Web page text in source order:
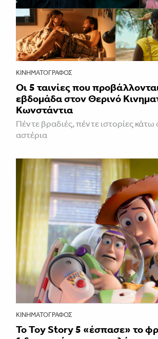
ΚΙΝΗΜΑΤΟΓΡΆΦΟΣ
Οι 5 ταινίες που
εβδομάδα στον Θερινό
Κωνστάντια
Πέντε βραδιές, πέντε ιστορίες κάτω
αστέρια
ΚΙΝΗΜΑΤΟΓΡΆΦΟΣ
Το Toy Story 5 «έσπασε» το